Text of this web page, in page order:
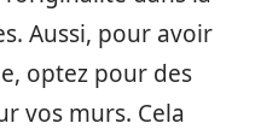
Aussi, pour avoir
optez pour des
vos murs. Cela